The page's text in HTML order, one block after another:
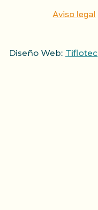
Aviso legal
Diseño Web: Tiflotec